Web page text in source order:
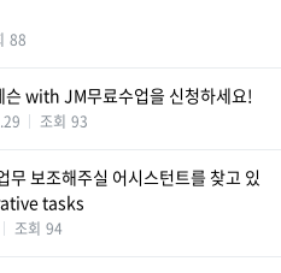
88
슨 with JM무료수업을 신청하세요!
조회 93
보조해주실 어시스턴트를 찾고 있
tasks
조회 94